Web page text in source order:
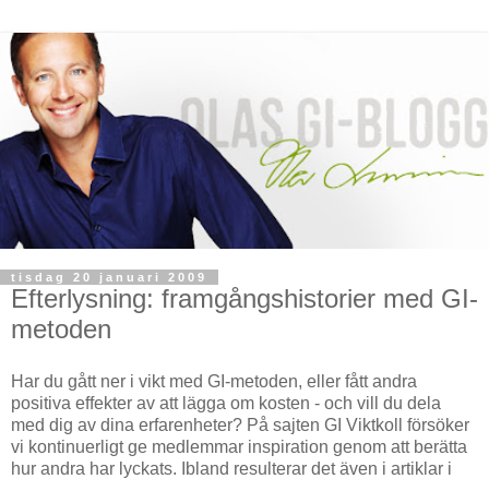
tisdag 20 januari 2009
Efterlysning: framgångshistorier med GI-
metoden
Har du gått ner i vikt med GI-metoden, eller fått andra
positiva effekter av att lägga om kosten - och vill du dela
med dig av dina erfarenheter? På sajten GI Viktkoll försöker
vi kontinuerligt ge medlemmar inspiration genom att berätta
hur andra har lyckats. Ibland resulterar det även i artiklar i